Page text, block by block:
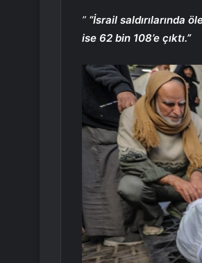
” “İsrail saldırılarında
ise 62 bin 108’e çıktı.”